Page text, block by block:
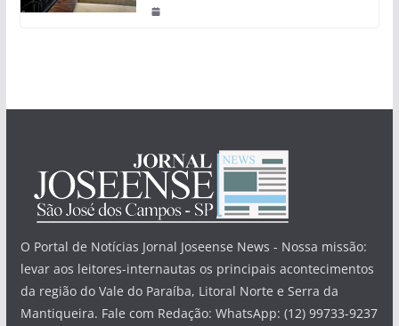
O Portal de Notícias Jornal Joseense News - Nossa missão:
levar aos leitores-internautas os principais acontecimentos
da região do Vale do Paraíba, Litoral Norte e Serra da
Mantiqueira. Fale com Redação: WhatsApp: (12) 99733-9237